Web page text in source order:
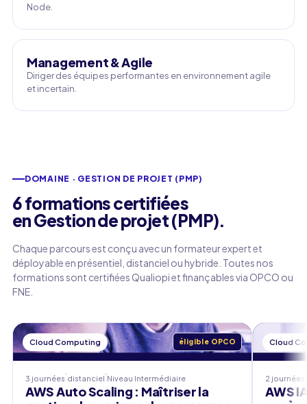
Node.
Management & Agile
Diriger des équipes performantes en environnement agile
et incertain.
DOMAINE · GESTION DE PROJET (PMP)
6 formations certifiées
en Gestion de projet (PMP).
Chaque parcours est conçu avec un formateur expert et
déployable en présentiel, distanciel ou hybride. Toutes nos
formations sont certifiées Qualiopi et finançables via OPCO ou
FNE.
Cloud Computing éligible OPCO
3 journées distanciel Niveau Intermédiaire
AWS Auto Scaling : Maîtriser la
Cloud
2 journées
AWS